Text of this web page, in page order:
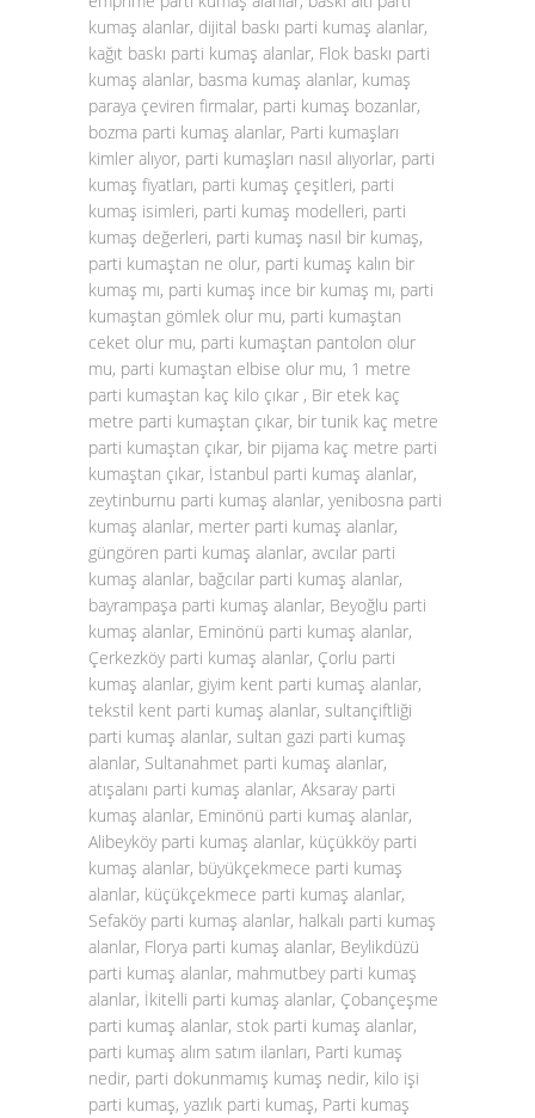
kumaş alanlar, dijital baskı parti kumaş alanlar,
kağıt baskı parti kumaş alanlar, Flok baskı parti
kumaş alanlar, basma kumaş alanlar, kumaş
paraya çeviren firmalar, parti kumaş bozanlar,
bozma parti kumaş alanlar, Parti kumaşları
kimler alıyor, parti kumaşları nasıl alıyorlar, parti
kumaş fiyatları, parti kumaş çeşitleri, parti
kumaş isimleri, parti kumaş modelleri, parti
kumaş değerleri, parti kumaş nasıl bir kumaş,
parti kumaştan ne olur, parti kumaş kalın bir
kumaş mı, parti kumaş ince bir kumaş mı, parti
kumaştan gömlek olur mu, parti kumaştan
ceket olur mu, parti kumaştan pantolon olur
mu, parti kumaştan elbise olur mu, 1 metre
parti kumaştan kaç kilo çıkar , Bir etek kaç
metre parti kumaştan çıkar, bir tunik kaç metre
parti kumaştan çıkar, bir pijama kaç metre parti
kumaştan çıkar, İstanbul parti kumaş alanlar,
zeytinburnu parti kumaş alanlar, yenibosna parti
kumaş alanlar, merter parti kumaş alanlar,
güngören parti kumaş alanlar, avcılar parti
kumaş alanlar, bağcılar parti kumaş alanlar,
bayrampaşa parti kumaş alanlar, Beyoğlu parti
kumaş alanlar, Eminönü parti kumaş alanlar,
Çerkezköy parti kumaş alanlar, Çorlu parti
kumaş alanlar, giyim kent parti kumaş alanlar,
tekstil kent parti kumaş alanlar, sultançiftliği
parti kumaş alanlar, sultan gazi parti kumaş
alanlar, Sultanahmet parti kumaş alanlar,
atışalanı parti kumaş alanlar, Aksaray parti
kumaş alanlar, Eminönü parti kumaş alanlar,
Alibeyköy parti kumaş alanlar, küçükköy parti
kumaş alanlar, büyükçekmece parti kumaş
alanlar, küçükçekmece parti kumaş alanlar,
Sefaköy parti kumaş alanlar, halkalı parti kumaş
alanlar, Florya parti kumaş alanlar, Beylikdüzü
parti kumaş alanlar, mahmutbey parti kumaş
alanlar, İkitelli parti kumaş alanlar, Çobançeşme
parti kumaş alanlar, stok parti kumaş alanlar,
parti kumaş alım satım ilanları, Parti kumaş
nedir, parti dokunmamış kumaş nedir, kilo işi
parti kumaş, yazlık parti kumaş, Parti kumaş